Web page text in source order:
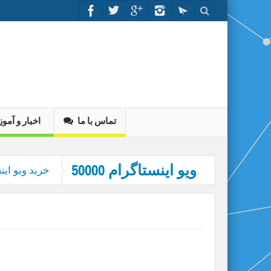
اخبار و تماس با ما
خرید ویو 50000 ویو اینستاگرام